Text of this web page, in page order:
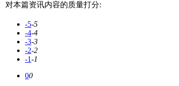
对本篇资讯内容的质量打分:
-5-5
-4-4
-3-3
-2-2
-1-1
00